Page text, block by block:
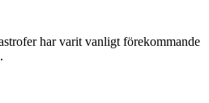
har varit vanligt förekommande